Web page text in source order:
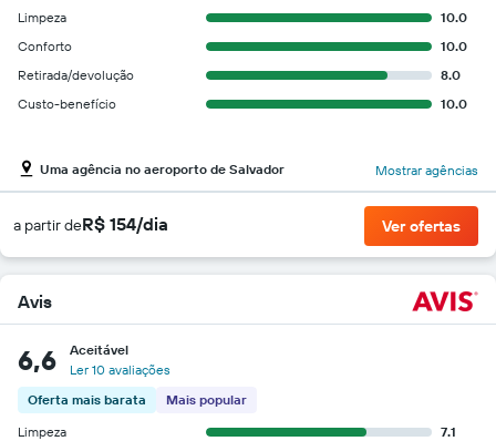
Limpeza
10.0
Conforto
10.0
Retirada/devolução
8.0
Custo-benefício
10.0
Uma agência no aeroporto de Salvador Mostrar agências
a partir deR$ 154/dia Ver ofertas
Avis
6,6
Aceitável
Ler 10 avaliações
Oferta mais barata
Mais popular
Limpeza
7.1